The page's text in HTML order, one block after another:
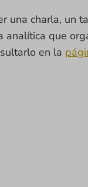
una charla, un
que
en la